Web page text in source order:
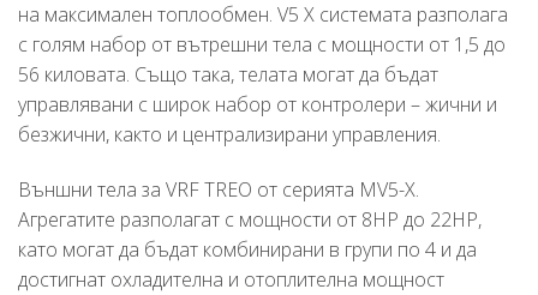
на максимален топлообмен. V5 X системата разполага
с голям набор от вътрешни тела с мощности от 1,5 до
56 киловата. Също така, телата могат да бъдат
управлявани с широк набор от контролери – жични и
безжични, както и централизирани управления.
Външни тела за VRF TREO от серията MV5-X.
Агрегатите разполагат с мощности от 8HP до 22HP,
като могат да бъдат комбинирани в групи по 4 и да
достигнат охладителна и отоплителна мощност